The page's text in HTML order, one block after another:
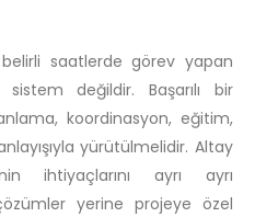
saatlerde görev yapan
değildir. Başarılı bir
koordinasyon, eğitim,
yürütülmelidir. Altay
ihtiyaçlarını ayrı ayrı
yerine projeye özel